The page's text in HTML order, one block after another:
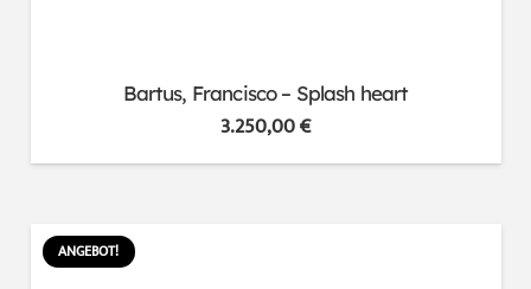
Bartus, Francisco – Splash heart
3.250,00€
ANGEBOT!